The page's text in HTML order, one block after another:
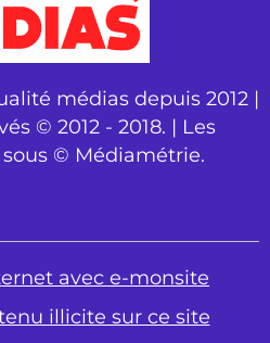
médias depuis 2012 |
© 2012 - 2018. | Les
© Médiamétrie.
avec e-monsite
illicite sur ce site